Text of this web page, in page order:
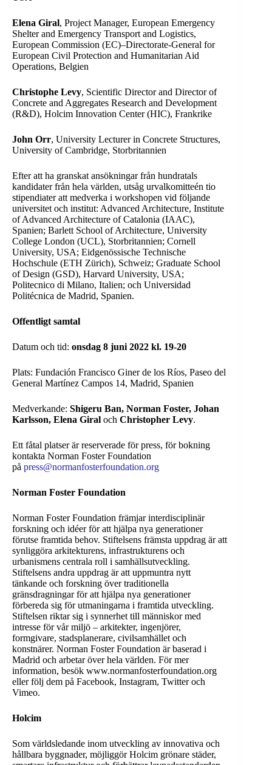
Elena Giral, Project Manager, European Emergency
Shelter and Emergency Transport and Logistics,
European Commission (EC)–Directorate-General for
European Civil Protection and Humanitarian Aid
Operations, Belgien
Christophe Levy, Scientific Director and Director of
Concrete and Aggregates Research and Development
(R&D), Holcim Innovation Center (HIC), Frankrike
John Orr, University Lecturer in Concrete Structures,
University of Cambridge, Storbritannien
Efter att ha granskat ansökningar från hundratals
kandidater från hela världen, utsåg urvalkomitteén tio
stipendiater att medverka i workshopen vid följande
universitet och institut: Advanced Architecture, Institute
of Advanced Architecture of Catalonia (IAAC),
Spanien; Barlett School of Architecture, University
College London (UCL), Storbritannien; Cornell
University, USA; Eidgenössische Technische
Hochschule (ETH Zürich), Schweiz; Graduate School
of Design (GSD), Harvard University, USA;
Politecnico di Milano, Italien; och Universidad
Politécnica de Madrid, Spanien.
Offentligt samtal
Datum och tid: onsdag 8 juni 2022 kl. 19-20
Plats: Fundación Francisco Giner de los Ríos, Paseo del
General Martínez Campos 14, Madrid, Spanien
Medverkande: Shigeru Ban, Norman Foster, Johan
Karlsson, Elena Giral och Christopher Levy.
Ett fåtal platser är reserverade för press, för bokning
kontakta Norman Foster Foundation
på press@normanfosterfoundation.org
Norman Foster Foundation
Norman Foster Foundation främjar interdisciplinär
forskning och idéer för att hjälpa nya generationer
förutse framtida behov. Stiftelsens främsta uppdrag är att
synliggöra arkitekturens, infrastrukturens och
urbanismens centrala roll i samhällsutveckling.
Stiftelsens andra uppdrag är att uppmuntra nytt
tänkande och forskning över traditionella
gränsdragningar för att hjälpa nya generationer
förbereda sig för utmaningarna i framtida utveckling.
Stiftelsen riktar sig i synnerhet till människor med
intresse för vår miljö – arkitekter, ingenjörer,
formgivare, stadsplanerare, civilsamhället och
konstnärer. Norman Foster Foundation är baserad i
Madrid och arbetar över hela världen. För mer
information, besök www.normanfosterfoundation.org
eller följ dem på Facebook, Instagram, Twitter och
Vimeo.
Holcim
Som världsledande inom utveckling av innovativa och
hållbara byggnader, möjliggör Holcim grönare städer,